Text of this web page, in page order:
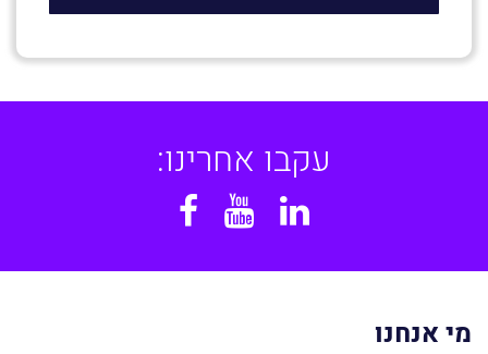
עקבו אחרינו:
Linkedin
YouTube
מי אנחנו